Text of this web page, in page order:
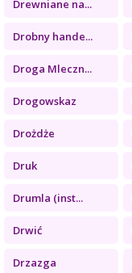
Drewniane na...
Drobny hande...
Droga Mleczn...
Drogowskaz
Drożdże
Druk
Drumla (inst...
Drwić
Drzazga